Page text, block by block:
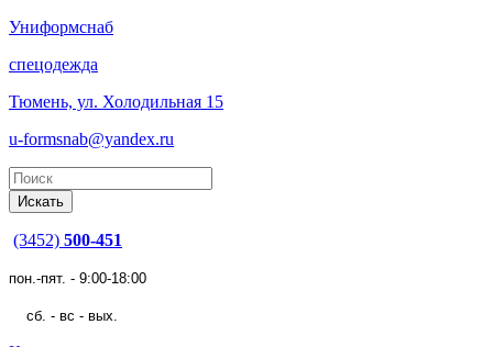
Униформснаб
спецодежда
Тюмень, ул. Холодильная 15
u-formsnab@yandex.ru
(3452) 500-451
пон.-пят. - 9:00-18:00
сб. - вс - вых.